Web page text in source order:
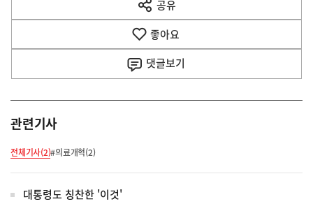
음
공유
열
기
좋아요
댓글보기
관련기사
전체기사(2)#의료개혁(2)
대통령도 칭찬한 '이것'